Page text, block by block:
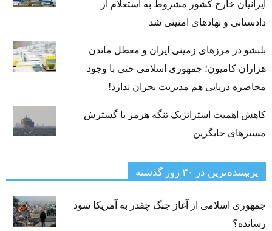
ایرانیان خارج کشور مشروط به استعلام از
دادستانی و نهادهای امنیتی شد
بلبشو در مرزهای زمینی ایران و معطل ماندن
هزاران کامیون؛ جمهوری اسلامی حتی با وجود
محاصره دریایی هم مدیریت بحران ندارد!
کاهش اهمیت استراتژیک تنگه‌ هرمز با گسترش
مسیرهای جایگزین
پربیننده‌ترین‌ در ۳۰ روز گذشته
جمهوری اسلامی از آغاز جنگ چقدر به آمریکا سود
رسانده؟